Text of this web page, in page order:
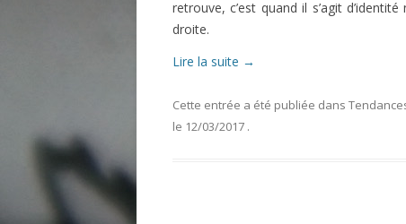
retrouve, c’est quand il s’agit
droite.
Lire la suite →
Cette entrée a été publiée dans
le 12/03/2017 .